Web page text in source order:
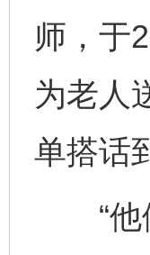
师，于
为老人
单搭话
“他们